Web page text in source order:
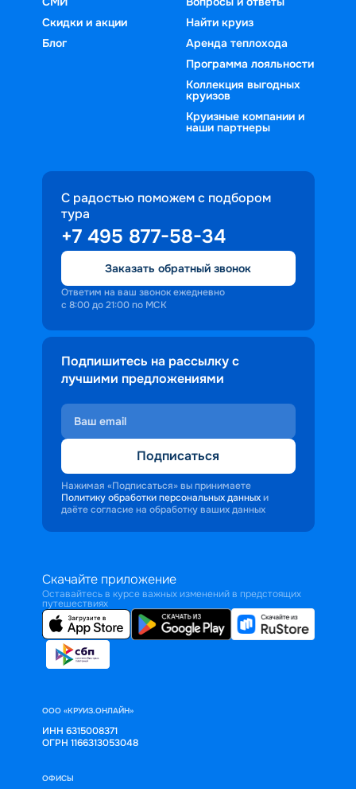
Скидки и акции
Блог
Найти круиз
Аренда теплохода
Программа лояльности
Коллекция выгодных
круизов
Круизные компании и
наши партнеры
С радостью поможем с подбором
тура
+7 495 877-58-34
Заказать обратный звонок
Ответим на ваш звонок ежедневно
с 8:00 до 21:00 по МСК
Подпишитесь на рассылку с
лучшими предложениями
Подписаться
Нажимая «Подписаться» вы принимаете
Политику обработки персональных данных и
даёте согласие на обработку ваших данных
Скачайте приложение
Оставайтесь в курсе важных изменений в предстоящих
путешествиях
ООО «КРУИЗ.ОНЛАЙН»
ИНН 6315008371
ОГРН 1166313053048
ОФИСЫ